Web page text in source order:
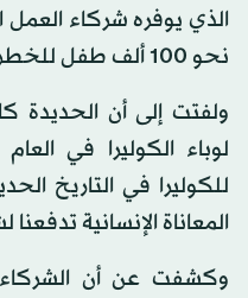
الذي يوفره شركاء
نحو 100 ألف طفل للخطر.
ولفتت إلى أن الحديدة
لوباء الكوليرا في
للكوليرا في التاريخ
المعاناة الإنسانية تدفعنا
وكشفت عن أن